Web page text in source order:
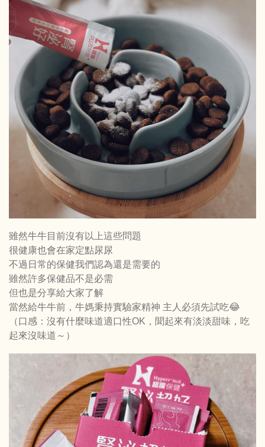
雖然牛牛目前沒有以上這些問題
很健康也會在家定點尿尿
不過日常的保健我們認為還是需要的
雖然許多保健品不是必需
但也是分享給大家了解
當然給牛牛前，牛媽秉持實驗家精神 主人必須先試吃😂
（口感：沒有什麼味道適口性OK，聞起來有淡淡甜味，吃
起來沒味道～）